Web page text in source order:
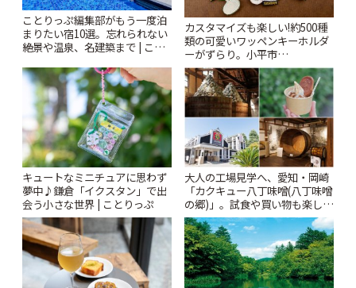
ことりっぷ編集部がもう一度泊
まりたい宿10選。忘れられない
絶景や温泉、名建築まで | こと
カスタマイズも楽しい!約500種
類の可愛いワッペンキーホルダ
ーがずらり。小平市
「Kimamaya T&K」 | ことりっ
ぷ
キュートなミニチュアに思わず
夢中♪鎌倉「イクスタン」で出
会う小さな世界 | ことりっぷ
大人の工場見学へ、愛知・岡崎
「カクキュー八丁味噌(八丁味噌
の郷)」。試食や買い物も楽しみ
♪ | ことりっぷ